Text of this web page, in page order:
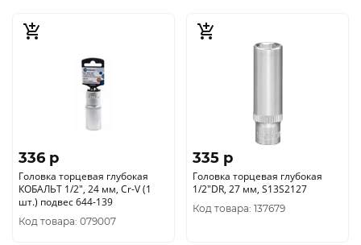
336 p
Головка торцевая глубокая
КОБАЛЬТ 1/2", 24 мм, Cr-V (1
шт.) подвес 644-139
Код товара: 079007
335 p
Головка торцевая глубокая
1/2"DR, 27 мм, S13S2127
Код товара: 137679